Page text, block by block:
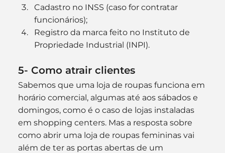
Cadastro no INSS (caso for contratar
funcionários);
Registro da marca feito no Instituto de
Propriedade Industrial (INPI).
5- Como atrair clientes
Sabemos que uma loja de roupas funciona em
horário comercial, algumas até aos sábados e
domingos, como é o caso de lojas instaladas
em shopping centers. Mas a resposta sobre
como abrir uma loja de roupas femininas vai
além de ter as portas abertas de um